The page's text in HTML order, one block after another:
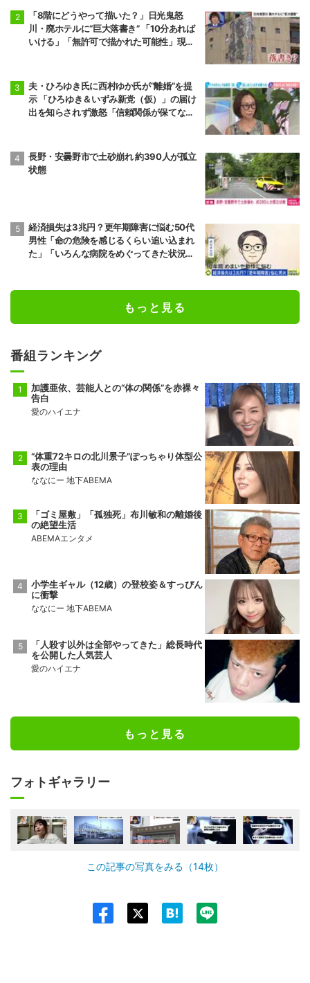
「8階にどうやって描いた？」日光鬼怒
川・廃ホテルに“巨大落書き” 「10分あれば
いける」「無許可で描かれた可能性」現役
夫・ひろゆき氏に西村ゆか氏が“離婚”を提
示 「ひろゆき＆いずみ新党（仮）」の届け
出を知らされず激怒「信頼関係が保てない
長野・安曇野市で土砂崩れ 約390人が孤立
状態
経済損失は3兆円？更年期障害に悩む50代
男性「命の危険を感じるくらい追い込まれ
た」「いろんな病院をめぐってきた状況が1
もっと見る
番組ランキング
加護亜依、芸能人との“体の関係”を赤裸々
告白
愛のハイエナ
“体重72キロの北川景子”ぽっちゃり体型公
表の理由
ななにー 地下ABEMA
「ゴミ屋敷」「孤独死」布川敏和の離婚後
の絶望生活
ABEMAエンタメ
小学生ギャル（12歳）の登校姿＆すっぴん
に衝撃
ななにー 地下ABEMA
「人殺す以外は全部やってきた」総長時代
を公開した人気芸人
愛のハイエナ
もっと見る
フォトギャラリー
この記事の写真をみる（14枚）